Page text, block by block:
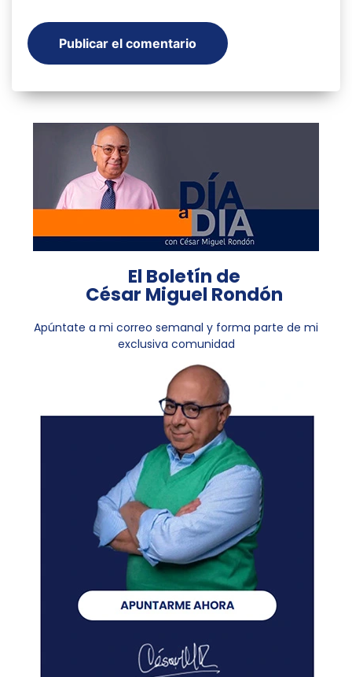
El Boletín de
César Miguel Rondón
Apúntate a mi correo semanal y forma parte de mi
exclusiva comunidad